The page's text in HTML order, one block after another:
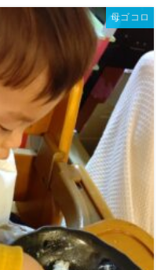
母ゴコロ